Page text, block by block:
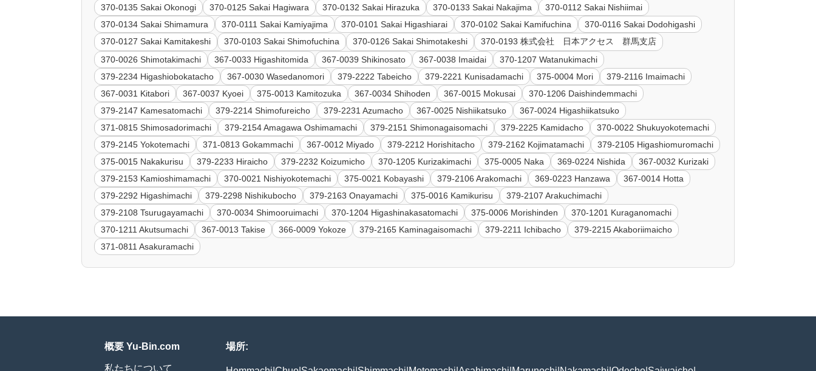
370-0135 Sakai Okonogi
370-0125 Sakai Hagiwara 370-0132 Sakai Hirazuka 370-0133 Sakai Nakajima
370-0112 Sakai Nishiimai
370-0134 Sakai Shimamura
370-0111 Sakai Kamiyajima 370-0101 Sakai Higashiarai 370-0102 Sakai Kamifuchina
370-0116 Sakai Dodohigashi
370-0127 Sakai Kamitakeshi
370-0103 Sakai Shimofuchina 370-0126 Sakai Shimotakeshi
370-0193 株式会社 日本アクセス 群馬支店
370-0026 Shimotakimachi
367-0033 Higashitomida 367-0039 Shikinosato 367-0038 Imaidai
370-1207 Watanukimachi
379-2234 Higashiobokatacho
367-0030 Wasedanomori 379-2222 Tabeicho 379-2221 Kunisadamachi 375-0004 Mori
379-2116 Imaimachi
367-0031 Kitabori
367-0037 Kyoei 375-0013 Kamitozuka 367-0034 Shihoden 367-0015 Mokusai
370-1206 Daishindemmachi
379-2147 Kamesatomachi
379-2214 Shimofureicho 379-2231 Azumacho 367-0025 Nishiikatsuko
367-0024 Higashiikatsuko
371-0815 Shimosadorimachi
379-2154 Amagawa Oshimamachi 379-2151 Shimonagaisomachi 379-2225 Kamidacho
370-0022 Shukuyokotemachi
379-2145 Yokotemachi
371-0813 Gokammachi 367-0012 Miyado 379-2212 Horishitacho 379-2162 Kojimatamachi
379-2105 Higashiomuromachi
375-0015 Nakakurisu
379-2233 Hiraicho 379-2232 Koizumicho 370-1205 Kurizakimachi 375-0005 Naka 369-0224 Nishida
367-0032 Kurizaki
379-2153 Kamioshimamachi
370-0021 Nishiyokotemachi 375-0021 Kobayashi 379-2106 Arakomachi 369-0223 Hanzawa
367-0014 Hotta
379-2292 Higashimachi
379-2298 Nishikubocho 379-2163 Onayamachi 375-0016 Kamikurisu
379-2107 Arakuchimachi
379-2108 Tsurugayamachi
370-0034 Shimooruimachi 370-1204 Higashinakasatomachi 375-0006 Morishinden
370-1201 Kuraganomachi
370-1211 Akutsumachi
367-0013 Takise 366-0009 Yokoze 379-2165 Kaminagaisomachi 379-2211 Ichibacho
379-2215 Akaboriimaicho
371-0811 Asakuramachi
概要 Yu-Bin.com
私たちについて
場所: